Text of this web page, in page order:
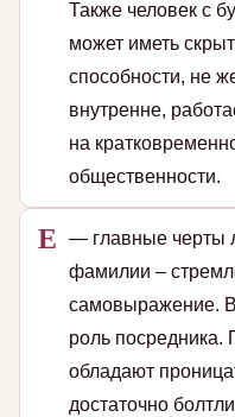
Также человек с
может иметь
способности, не
внутренне,
на
общественности.
Е
— главные черты
фамилии –
самовыражение.
роль
обладают
достаточно